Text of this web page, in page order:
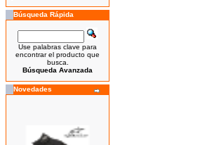
Búsqueda Rápida
Use palabras clave para
encontrar el producto que
busca.
Búsqueda Avanzada
Novedades